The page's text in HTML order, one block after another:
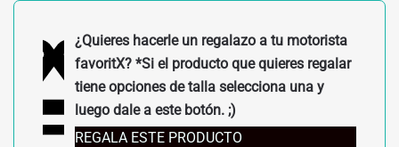
cantidad
¿Quieres hacerle un regalazo a tu motorista
favoritX? *Si el producto que quieres regalar
tiene opciones de talla selecciona una y
luego dale a este botón. ;)
REGALA ESTE PRODUCTO